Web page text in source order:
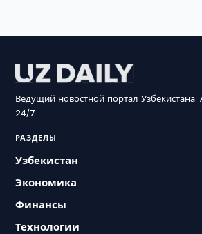
Ведущий новостной портал Узбекистана.
24/7.
РАЗДЕЛЫ
Узбекистан
Экономика
Финансы
Технологии